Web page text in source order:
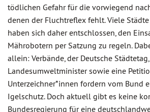
tödlichen Gefahr für die vorwiegend
denen der Fluchtreflex fehlt. Viele
haben sich daher entschlossen, den
Mährobotern per Satzung zu regeln.
allein: Verbände, der Deutsche
Landesumweltminister sowie eine
Unterzeichner*innen fordern vom Bund
Igelschutz. Doch aktuell gibt es keine
Bundesregierung für eine